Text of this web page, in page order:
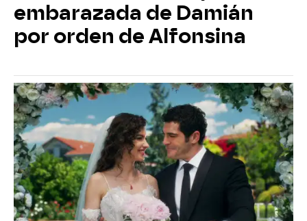
embarazada de Damián
por orden de Alfonsina